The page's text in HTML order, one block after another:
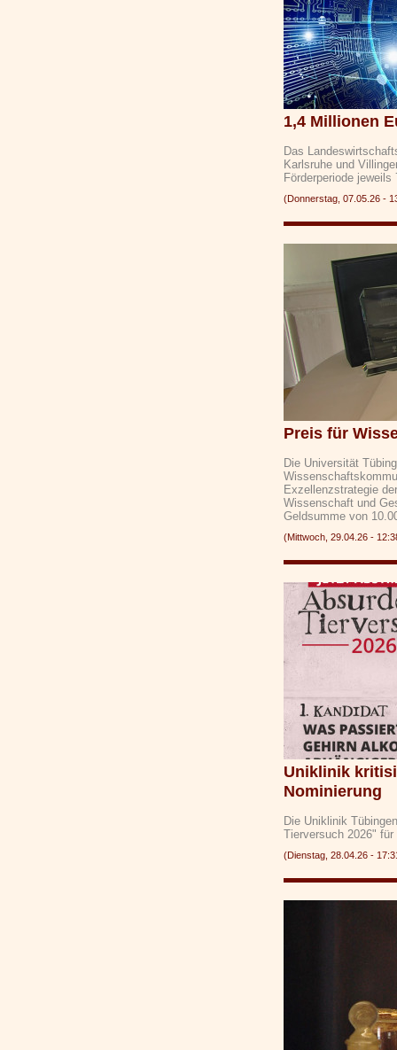
1,4 Millionen
Das
Karlsruhe und
Förderperiode
(Donnerstag, 07.05.26 -
Preis für
Die Universität
Exzellenzstrategie
Wissenschaft und
Geldsumme von
(Mittwoch, 29.04.26 -
Uniklinik
Nominierung
Die Uniklinik
Tierversuch 2026"
(Dienstag, 28.04.26 -